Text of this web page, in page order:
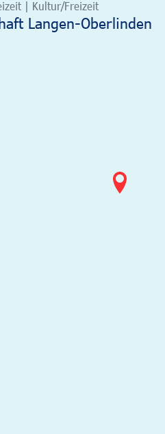
| Kultur/Freizeit
Langen-Oberlinden